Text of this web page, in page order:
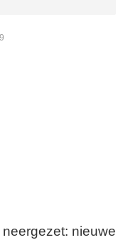
nieuwe